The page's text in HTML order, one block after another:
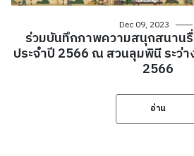
Dec 09, 2023
ร่วมบันทึกภาพความสนุกสนานรื่
ประจำปี 2566 ณ สวนลุมพินี ระว่
2566
อ่าน